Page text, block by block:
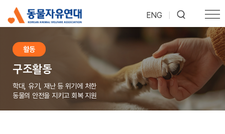
ENG
활동
구조활동
학대, 유기, 재난 등 위기에 처한
동물의 안전을 지키고 회복 지원